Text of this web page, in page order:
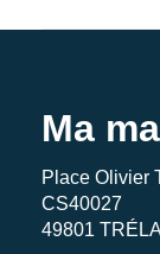
Ma
Place Olivier
CS40027
49801